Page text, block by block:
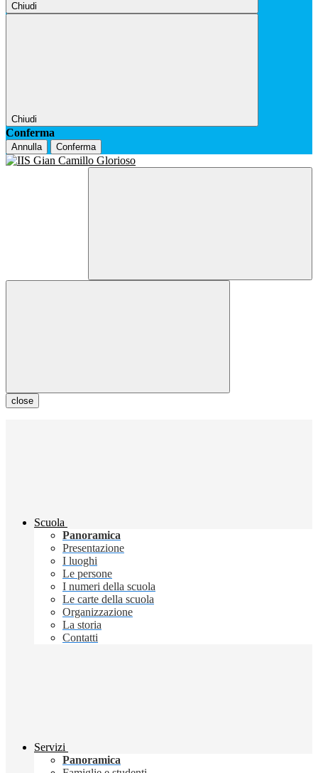
Chiudi
Chiudi
Conferma
Annulla Conferma
close
Scuola
Panoramica
Presentazione
I luoghi
Le persone
I numeri della scuola
Le carte della scuola
Organizzazione
La storia
Contatti
Servizi
Panoramica